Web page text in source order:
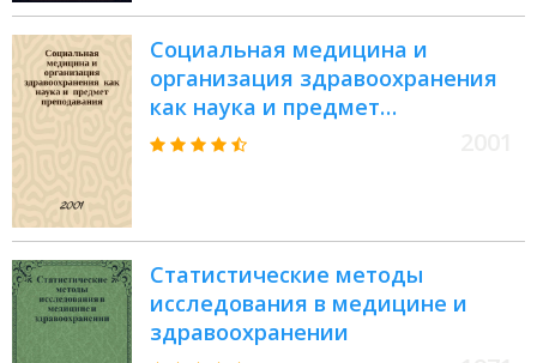
Социальная медицина и
организация здравоохранения
как наука и предмет
преподавания. Медицинская
Статистические методы
исследования в медицине и
здравоохранении